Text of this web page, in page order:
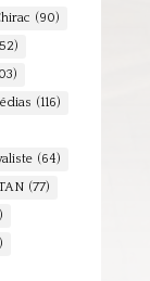
(90)
(116)
(64)
(77)